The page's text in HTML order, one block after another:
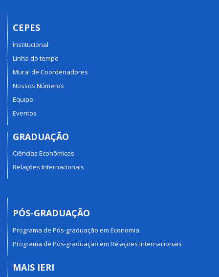
CEPES
Institucional
Linha do tempo
Mural de Coordenadores
Nossos Números
Equipe
Eventos
GRADUAÇÃO
Ciências Econômicas
Relações Internacionais
PÓS-GRADUAÇÃO
Programa de Pós-graduação em Economia
Programa de Pós-graduação em Relações Internacionais
MAIS IERI